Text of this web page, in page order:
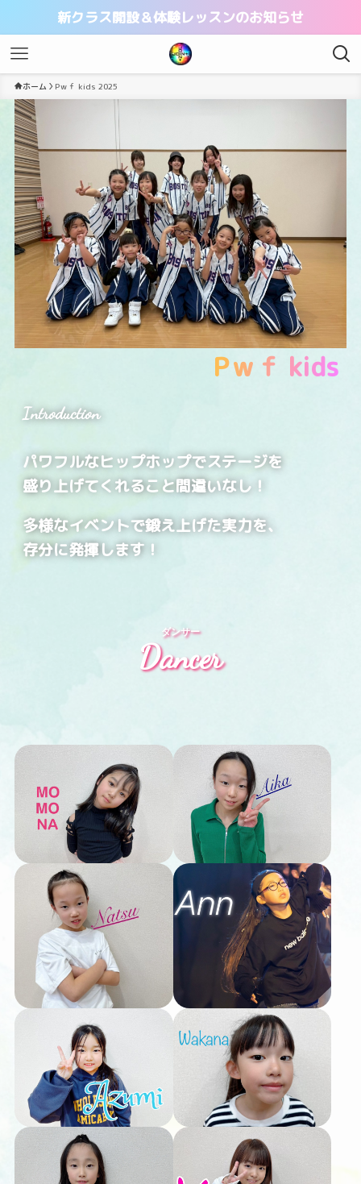
新クラス開設＆体験レッスンのお知らせ
ホーム Pｗｆ kids 2025
Pｗｆ kids
Introduction
パワフルなヒップホップでステージを
盛り上げてくれること間違いなし！
多様なイベントで鍛え上げた実力を、
存分に発揮します！
Dancer
ダンサー